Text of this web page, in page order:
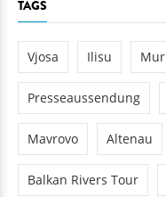
Vjosa Ilisu Mur
Presseaussendung
Mavrovo Altenau
Balkan Rivers Tour